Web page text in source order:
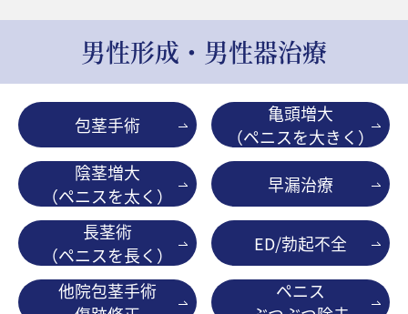
男性形成・男性器治療
包茎手術
亀頭増大
（ペニスを大きく）
陰茎増大
（ペニスを太く）
早漏治療
長茎術
（ペニスを長く）
ED/勃起不全
他院包茎手術
ペニス